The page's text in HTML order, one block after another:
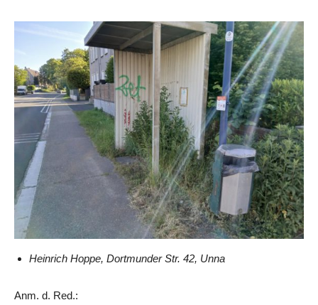
Heinrich Hoppe, Dortmunder Str. 42, Unna
Anm. d. Red.: